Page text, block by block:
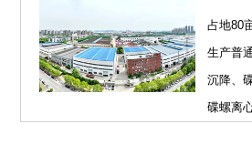
占地80
生产普
沉降、
碟螺离